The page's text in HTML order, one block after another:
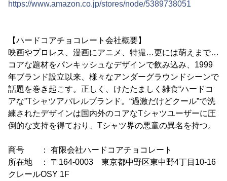
https://www.amazon.co.jp/stores/node/5389738051
【ハードコアチョコレート会社概要】
映画やプロレス、漫画にアニメ、特撮…更には萌えまで…
コアな題材をパンキッシュなデザインで飲み込み、1999
年ブランド設立以来、様々なアンダーグラウンドシーンで
話題を巻き起こす。正しく、けたたましく雑食“ハードコ
アな”Tシャツアパレルブランド。“過激だけどクール”で洗
練されたデザインは国内外のコアなTシャツユーザーに圧
倒的な支持を得ており、Tシャツ界の悪童の異名を持つ。
商号 ： 有限会社ハードコアチョコレート
所在地 ： 〒164-0003 東京都中野区東中野4丁目10-16
クレールOSY 1F